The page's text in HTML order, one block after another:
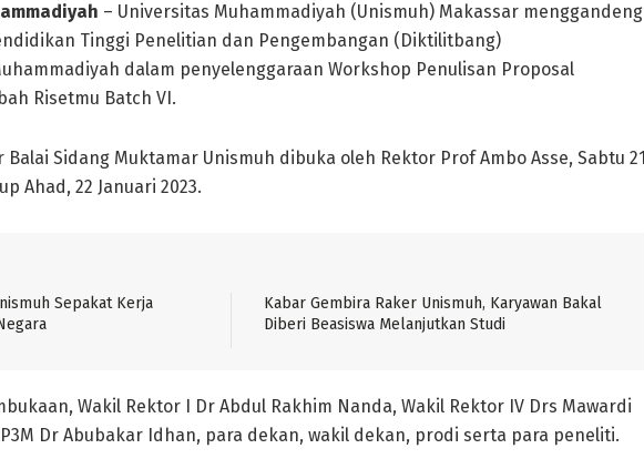
– Universitas Muhammadiyah (Unismuh) Makassar menggandeng
Tinggi Penelitian dan Pengembangan (Diktilitbang)
dalam penyelenggaraan Workshop Penulisan Proposal
Risetmu Batch VI.
Sidang Muktamar Unismuh dibuka oleh Rektor Prof Ambo Asse, Sabtu 21
Ahad, 22 Januari 2023.
Sepakat Kerja
Kabar Gembira Raker Unismuh, Karyawan Bakal
Diberi Beasiswa Melanjutkan Studi
Wakil Rektor I Dr Abdul Rakhim Nanda, Wakil Rektor IV Drs Mawardi
Dr Abubakar Idhan, para dekan, wakil dekan, prodi serta para peneliti.